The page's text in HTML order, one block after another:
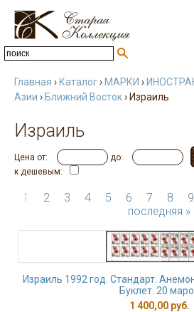
Главная › Каталог› МАРКИ ›
Азии › Ближний Восток› Израиль
Израиль
Цена от: до:
к дешевым:
1 2 3 4 5 6 7 8 9
последняя »
Израиль 1992 год. Стандарт.
Буклет. 20
1 400,00 руб.